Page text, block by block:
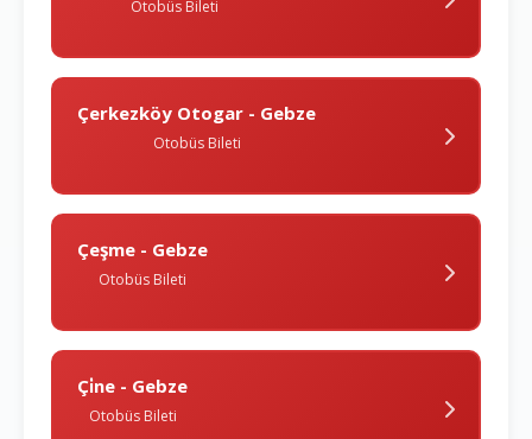
Otobüs Bileti
Çerkezköy Otogar - Gebze
Otobüs Bileti
Çeşme - Gebze
Otobüs Bileti
Çi̇ne - Gebze
Otobüs Bileti